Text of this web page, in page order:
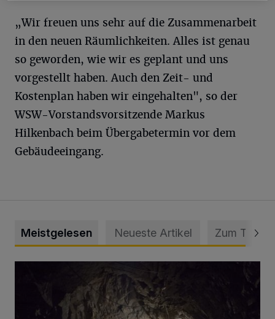
„Wir freuen uns sehr auf die Zusammenarbeit
in den neuen Räumlichkeiten. Alles ist genau
so geworden, wie wir es geplant und uns
vorgestellt haben. Auch den Zeit- und
Kostenplan haben wir eingehalten", so der
WSW-Vorstandsvorsitzende Markus
Hilkenbach beim Übergabetermin vor dem
Gebäudeeingang.
Meistgelesen Neueste Artikel Zum Thema